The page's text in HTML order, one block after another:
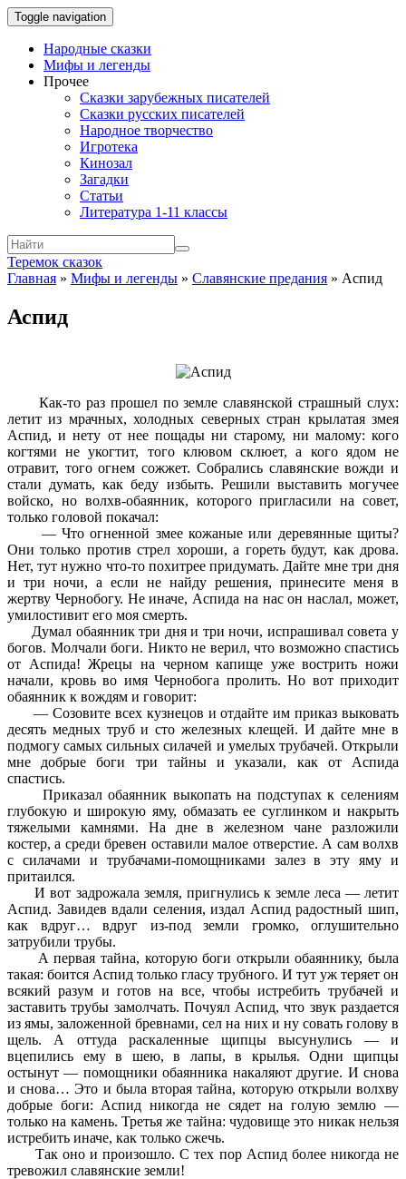
Toggle navigation
Народные сказки
Мифы и легенды
Прочее
Сказки зарубежных писателей
Сказки русских писателей
Народное творчество
Игротека
Кинозал
Загадки
Статьи
Литература 1-11 классы
Теремок сказок
Главная » Мифы и легенды » Славянские предания » Аспид
Аспид
Как-то раз прошел по земле славянской страшный слух:
летит из мрачных, холодных северных стран крылатая змея
Аспид, и нету от нее пощады ни старому, ни малому: кого
когтями не укогтит, того клювом склюет, а кого ядом не
отравит, того огнем сожжет. Собрались славянские вожди и
стали думать, как беду избыть. Решили выставить могучее
войско, но волхв-обаянник, которого пригласили на совет,
только головой покачал:
— Что огненной змее кожаные или деревянные щиты?
Они только против стрел хороши, а гореть будут, как дрова.
Нет, тут нужно что-то похитрее придумать. Дайте мне три дня
и три ночи, а если не найду решения, принесите меня в
жертву Чернобогу. Не иначе, Аспида на нас он наслал, может,
умилостивит его моя смерть.
Думал обаянник три дня и три ночи, испрашивал совета у
богов. Молчали боги. Никто не верил, что возможно спастись
от Аспида! Жрецы на черном капище уже вострить ножи
начали, кровь во имя Чернобога пролить. Но вот приходит
обаянник к вождям и говорит:
— Созовите всех кузнецов и отдайте им приказ выковать
десять медных труб и сто железных клещей. И дайте мне в
подмогу самых сильных силачей и умелых трубачей. Открыли
мне добрые боги три тайны и указали, как от Аспида
спастись.
Приказал обаянник выкопать на подступах к селениям
глубокую и широкую яму, обмазать ее суглинком и накрыть
тяжелыми камнями. На дне в железном чане разложили
костер, а среди бревен оставили малое отверстие. А сам волхв
с силачами и трубачами-помощниками залез в эту яму и
притаился.
И вот задрожала земля, пригнулись к земле леса — летит
Аспид. Завидев вдали селения, издал Аспид радостный шип,
как вдруг… вдруг из-под земли громко, оглушительно
затрубили трубы.
А первая тайна, которую боги открыли обаяннику, была
такая: боится Аспид только гласу трубного. И тут уж теряет он
всякий разум и готов на все, чтобы истребить трубачей и
заставить трубы замолчать. Почуял Аспид, что звук раздается
из ямы, заложенной бревнами, сел на них и ну совать голову в
щель. А оттуда раскаленные щипцы высунулись — и
вцепились ему в шею, в лапы, в крылья. Одни щипцы
остынут — помощники обаянника накаляют другие. И снова
и снова… Это и была вторая тайна, которую открыли волхву
добрые боги: Аспид никогда не сядет на голую землю —
только на камень. Третья же тайна: чудовище это никак нельзя
истребить иначе, как только сжечь.
Так оно и произошло. С тех пор Аспид более никогда не
тревожил славянские земли!